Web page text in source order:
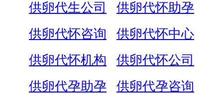
供卵代生公司
供卵代怀助孕
供卵代怀咨询
供卵代怀中心
供卵代怀机构
供卵代怀公司
供卵代孕助孕
供卵代孕咨询